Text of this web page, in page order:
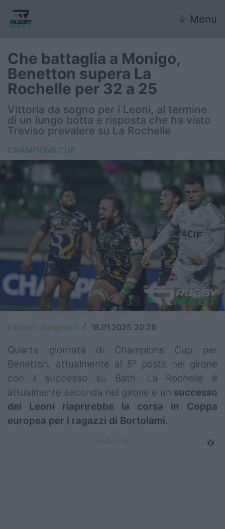
↓ Menu
Nazionale
Nazionali giovanili
Rugby Sevens
FIR
Internazionale
6 Nazioni
United Rugby Championship
Top14
Premiership
Champions Cup
World Rugby
Rugby World Cup
Super Rugby
Rugby in TV
Mercato
Che battaglia a Monigo,
Benetton supera La
Rochelle per 32 a 25
Vittoria da sogno per i Leoni, al termine
di un lungo botta e risposta che ha visto
Treviso prevalere su La Rochelle
CHAMPIONS CUP
Fabrizio Sicignano / 18.01.2025 20:26
Quarta giornata di Champions Cup per
Benetton, attualmente al 5° posto nel girone
con il successo su Bath. La Rochelle è
attualmente seconda nel girone e un successo
dei Leoni riaprirebbe la corsa in Coppa
europea per i ragazzi di Bortolami.